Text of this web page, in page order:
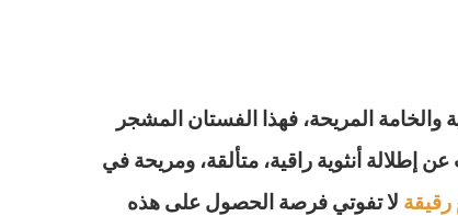
المريحة، فهذا الفستان المشجر
إطلالة أنثوية راقية، متألقة، ومريحة في
لا تفوتي فرصة الحصول على هذه